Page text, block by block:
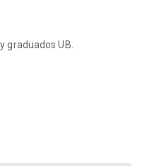
graduados UB.